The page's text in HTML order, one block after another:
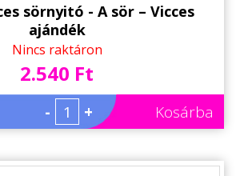
sörnyitó - A sör – Vicces
ajándék
Nincs raktáron
2.540 Ft
- + Kosárba